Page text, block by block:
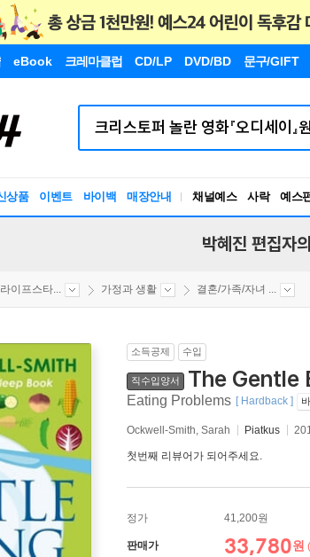
eBook 크레마클럽 CD/LP DVD/BD 문구/GIFT
상품 이벤트 바이백 매장안내 채널예스 사락 예스
박혜진 편집자
이프스타... 가정과 생활 결혼/가족/자녀 ...
소득공제 수입
직수입양서 The Gentle
Eating Problems [ Hardback ]
Ockwell-Smith, Sarah Piatkus
첫번째 리뷰어가 되어주세요.
정가 41,200원
판매가 33,780원